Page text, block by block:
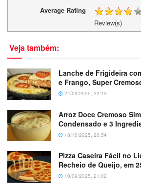
Average Rating
Review(s)
Veja também:
Lanche de Frigideira
e Frango, Super
24/09/2025, 22:13
Arroz Doce Cremoso
Condensado e 3
18/10/2025, 20:54
Pizza Caseira Fácil no
Recheio de Queijo, em
10/09/2025, 21:02